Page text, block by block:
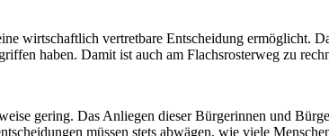
wirtschaftlich vertretbare Entscheidung ermöglicht.
haben. Damit ist auch am Flachsrosterweg zu
gering. Das Anliegen dieser Bürgerinnen und
müssen stets abwägen, wie viele